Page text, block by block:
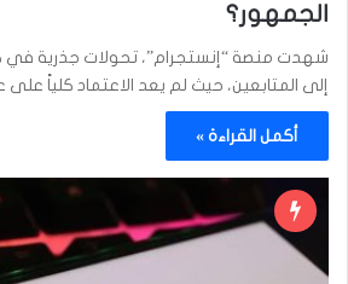
الجمهور؟
شهدت منصة “إنستجرام”، تحولات جذرية
إلى المتابعين، حيث لم يعد الاعتماد كلياً على
أكمل القراءة »